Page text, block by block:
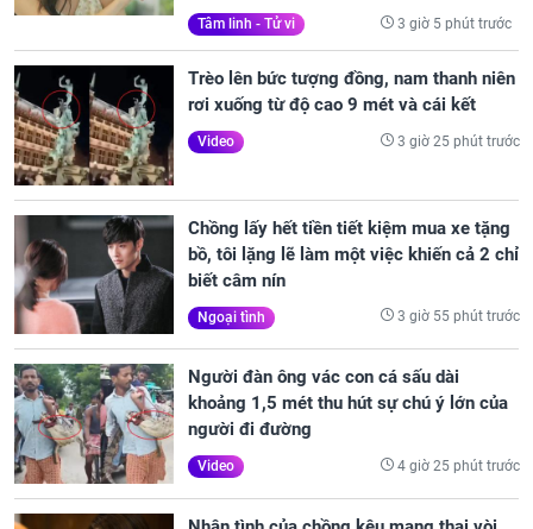
Tâm linh - Tử vi 3 giờ 5 phút trước
Trèo lên bức tượng đồng, nam thanh niên
rơi xuống từ độ cao 9 mét và cái kết
Video 3 giờ 25 phút trước
Chồng lấy hết tiền tiết kiệm mua xe tặng
bồ, tôi lặng lẽ làm một việc khiến cả 2 chỉ
biết câm nín
Ngoại tình 3 giờ 55 phút trước
Người đàn ông vác con cá sấu dài
khoảng 1,5 mét thu hút sự chú ý lớn của
người đi đường
Video 4 giờ 25 phút trước